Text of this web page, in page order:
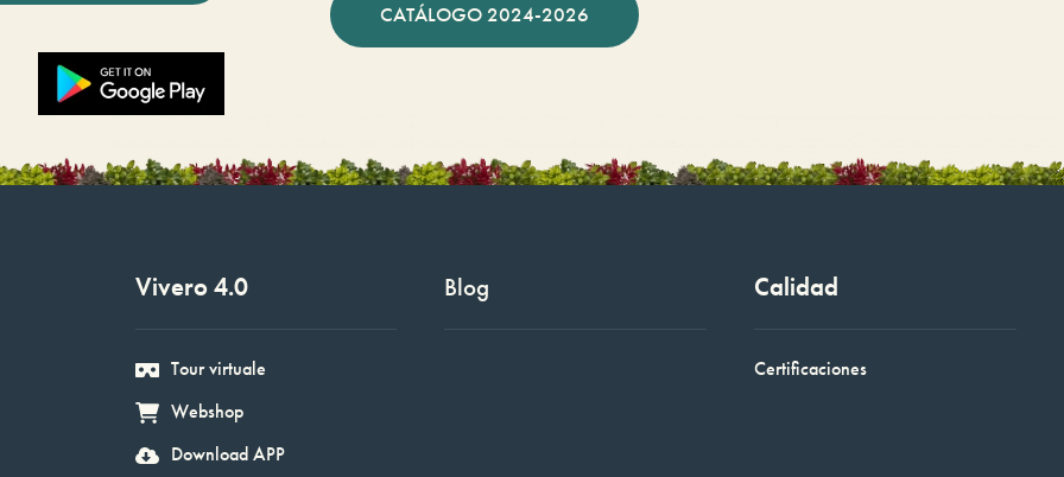
CATÁLOGO 2024-2026
Vivero 4.0
Tour virtuale
Webshop
Download APP
Blog Calidad
Certificaciones